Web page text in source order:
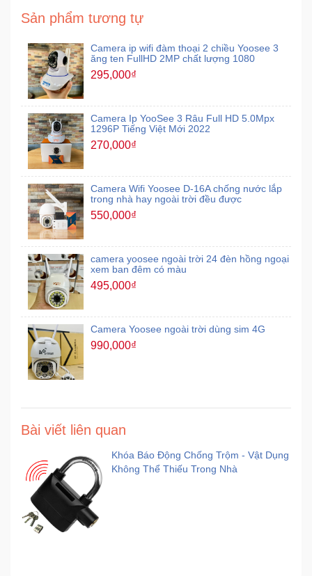
Sản phẩm tương tự
Camera ip wifi đàm thoại 2 chiều Yoosee 3
ăng ten FullHD 2MP chất lượng 1080
295,000₫
Camera Ip YooSee 3 Râu Full HD 5.0Mpx
1296P Tiếng Việt Mới 2022
270,000₫
Camera Wifi Yoosee D-16A chống nước lắp
trong nhà hay ngoài trời đều được
550,000₫
camera yoosee ngoài trời 24 đèn hồng ngoại
xem ban đêm có màu
495,000₫
Camera Yoosee ngoài trời dùng sim 4G
990,000₫
Bài viết liên quan
Khóa Báo Động Chống Trộm - Vật Dụng
Không Thể Thiếu Trong Nhà